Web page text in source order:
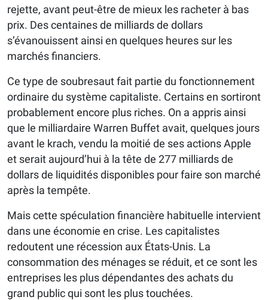
rejette, avant peut-être de mieux les racheter à bas
prix. Des centaines de milliards de dollars
s’évanouissent ainsi en quelques heures sur les
marchés financiers.
Ce type de soubresaut fait partie du fonctionnement
ordinaire du système capitaliste. Certains en sortiront
probablement encore plus riches. On a appris ainsi
que le milliardaire Warren Buffet avait, quelques jours
avant le krach, vendu la moitié de ses actions Apple
et serait aujourd’hui à la tête de 277 milliards de
dollars de liquidités disponibles pour faire son marché
après la tempête.
Mais cette spéculation financière habituelle intervient
dans une économie en crise. Les capitalistes
redoutent une récession aux États-Unis. La
consommation des ménages se réduit, et ce sont les
entreprises les plus dépendantes des achats du
grand public qui sont les plus touchées.